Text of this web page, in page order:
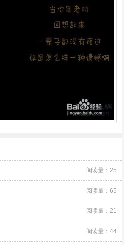
阅读量：25
阅读量：65
阅读量：21
阅读量：44